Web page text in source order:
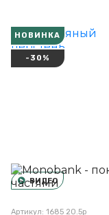
НОВИНКА
-30%
ВИДЕО
Артикул: 1685 20.5р